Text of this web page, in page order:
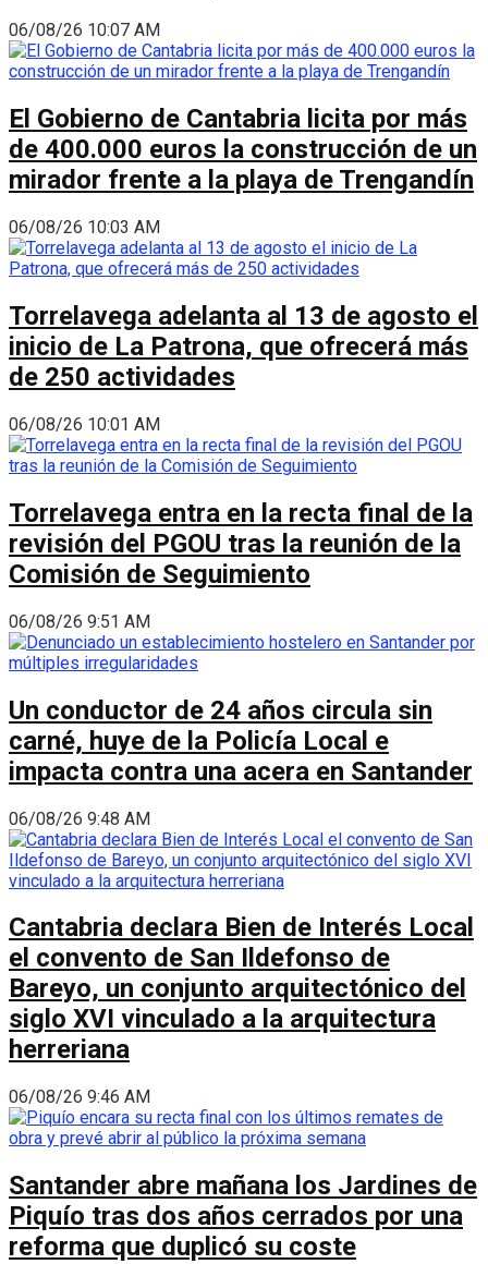
06/08/26 10:07 AM
El Gobierno de Cantabria licita por más
de 400.000 euros la construcción de un
mirador frente a la playa de Trengandín
06/08/26 10:03 AM
Torrelavega adelanta al 13 de agosto el
inicio de La Patrona, que ofrecerá más
de 250 actividades
06/08/26 10:01 AM
Torrelavega entra en la recta final de la
revisión del PGOU tras la reunión de la
Comisión de Seguimiento
06/08/26 9:51 AM
Un conductor de 24 años circula sin
carné, huye de la Policía Local e
impacta contra una acera en Santander
06/08/26 9:48 AM
Cantabria declara Bien de Interés Local
el convento de San Ildefonso de
Bareyo, un conjunto arquitectónico del
siglo XVI vinculado a la arquitectura
herreriana
06/08/26 9:46 AM
Santander abre mañana los Jardines de
Piquío tras dos años cerrados por una
reforma que duplicó su coste